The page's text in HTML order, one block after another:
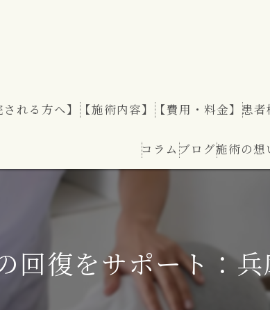
れる方へ】 【施術内容】 【費用・料金】 患者
コラム ブログ施術の想
回復をサポート：